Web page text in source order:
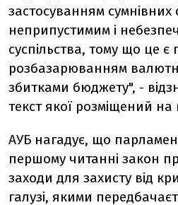
застосуванням сумнівних
неприпустимим і
суспільства, тому що це є
розбазарюванням
збитками бюджету", -
текст якої розміщений на
АУБ нагадує, що
першому читанні закон
заходи для захисту від
галузі, якими